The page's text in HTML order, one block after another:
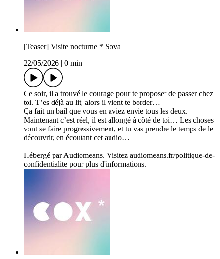
[Teaser] Visite nocturne * Sova
22/05/2026
0 min
Ce soir, il a trouvé le courage pour te proposer de passer chez
toi. T’es déjà au lit, alors il vient te border…
Ça fait un bail que vous en aviez envie tous les deux.
Maintenant c’est réel, il est allongé à côté de toi… Les choses
vont se faire progressivement, et tu vas prendre le temps de le
découvrir, en écoutant cet audio…
Hébergé par Audiomeans. Visitez audiomeans.fr/politique-de-
confidentialite pour plus d'informations.